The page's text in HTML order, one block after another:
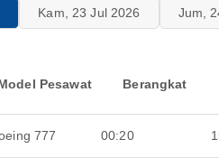
Kam, 23 Jul 2026 Jum,
Pesawat Berangkat
777 00:20